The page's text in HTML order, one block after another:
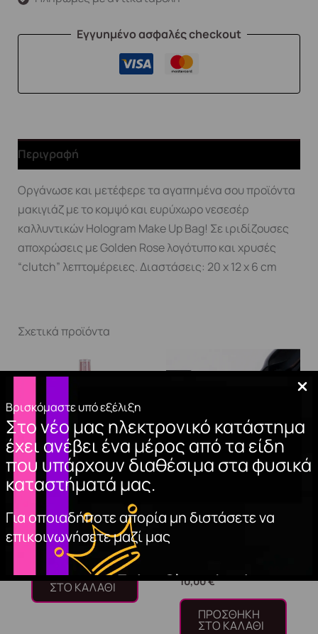
Βρισκόμαστε υπό εξέλιξη
Στο νέο μας ηλεκτρονικό κατάστημα
έχει ανέβει ένα μέρος από τα είδη
που υπάρχουν διαθέσιμα στα φυσικά
καταστήματά μας.
Για οποιαδήποτε απορία μη διστάσετε να
επικοινωνήσετε μαζί μας
Εγγυημένο ασφαλές checkout
Περιγραφή
Οργάνωσε και μετέφερε τα αγαπημένα σου προϊόντα
μακιγιάζ με το κομψό και ευρύχωρο νεσεσέρ
καλλυντικών Hologram Make Up Bag! Σε ιριδίζουσες
αποχρώσεις με Golden Rose λογότυπο και χρυσές
“clutch” λεπτομέρειες. Διαστάσεις: 20 x 12 x 6 cm
Σχετικά προϊόντα
(spray) 150ml.
6,20€
ΠΡΟΣΘΉΚΗ
ΣΤΟ ΚΑΛΆΘΙ
GRAPHITE 12
10,00€
ΠΡΟΣΘΉΚΗ
ΣΤΟ ΚΑΛΆΘΙ